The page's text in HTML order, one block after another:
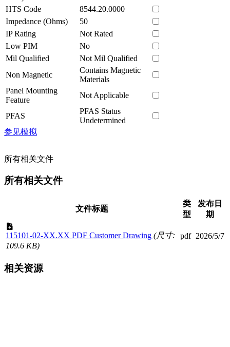
HTS Code
8544.20.0000
Impedance (Ohms)
50
IP Rating
Not Rated
Low PIM
No
Mil Qualified
Not Mil Qualified
Non Magnetic
Contains Magnetic
Materials
Panel Mounting
Feature
Not Applicable
PFAS
PFAS Status
Undetermined
参见模拟
所有相关文件
所有相关文件
文件标题
类
型
发布日
期
115101-02-XX.XX PDF Customer Drawing (尺寸:
109.6 KB)
pdf 2026/5/7
相关资源